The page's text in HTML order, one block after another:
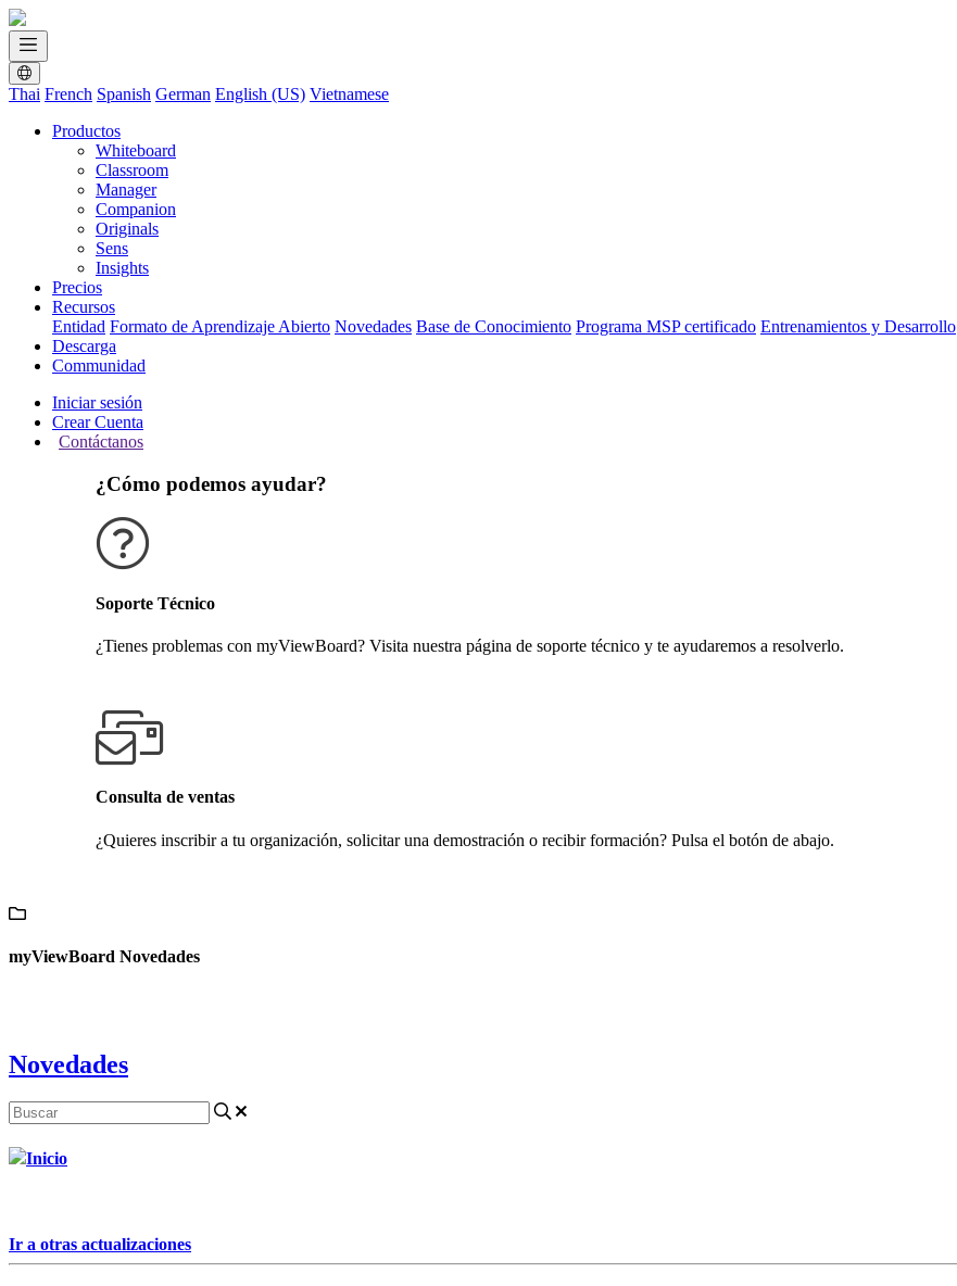
Thai French Spanish German English (US) Vietnamese
Productos
Whiteboard
Classroom
Manager
Companion
Originals
Sens
Insights
Precios
Recursos
Entidad Formato de Aprendizaje Abierto Novedades Base de Conocimiento Programa MSP certificado Entrenamientos y Desarrollo
Descarga
Communidad
Iniciar sesión
Crear Cuenta
Contáctanos
¿Cómo podemos ayudar?
Soporte Técnico
¿Tienes problemas con myViewBoard? Visita nuestra página de soporte técnico y te ayudaremos a resolverlo.
Consulta de ventas
¿Quieres inscribir a tu organización, solicitar una demostración o recibir formación? Pulsa el botón de abajo.
myViewBoard Novedades
Novedades
Inicio
Ir a otras actualizaciones